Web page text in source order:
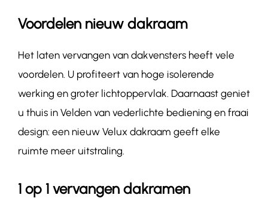
Voordelen nieuw dakraam
Het laten vervangen van dakvensters heeft vele
voordelen. U profiteert van hoge isolerende
werking en groter lichtoppervlak. Daarnaast geniet
u thuis in Velden van vederlichte bediening en fraai
design: een nieuw Velux dakraam geeft elke
ruimte meer uitstraling.
1 op 1 vervangen dakramen